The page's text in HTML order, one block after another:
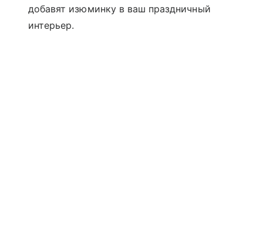
добавят изюминку в ваш праздничный
интерьер.